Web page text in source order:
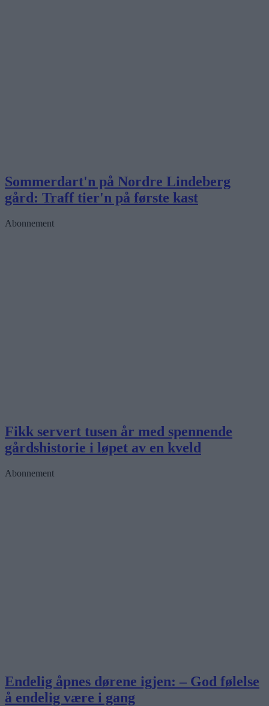
Sommerdart'n på Nordre Lindeberg
gård: Traff tier'n på første kast
Abonnement
Fikk servert tusen år med spennende
gårdshistorie i løpet av en kveld
Abonnement
Endelig åpnes dørene igjen: – God følelse
å endelig være i gang